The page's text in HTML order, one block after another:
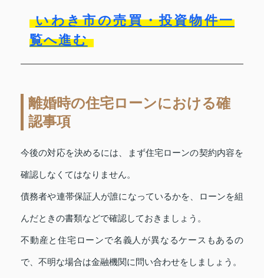
いわき市の売買・投資物件一
覧へ進む
離婚時の住宅ローンにおける確
認事項
今後の対応を決めるには、まず住宅ローンの契約内容を
確認しなくてはなりません。
債務者や連帯保証人が誰になっているかを、ローンを組
んだときの書類などで確認しておきましょう。
不動産と住宅ローンで名義人が異なるケースもあるの
で、不明な場合は金融機関に問い合わせをしましょう。